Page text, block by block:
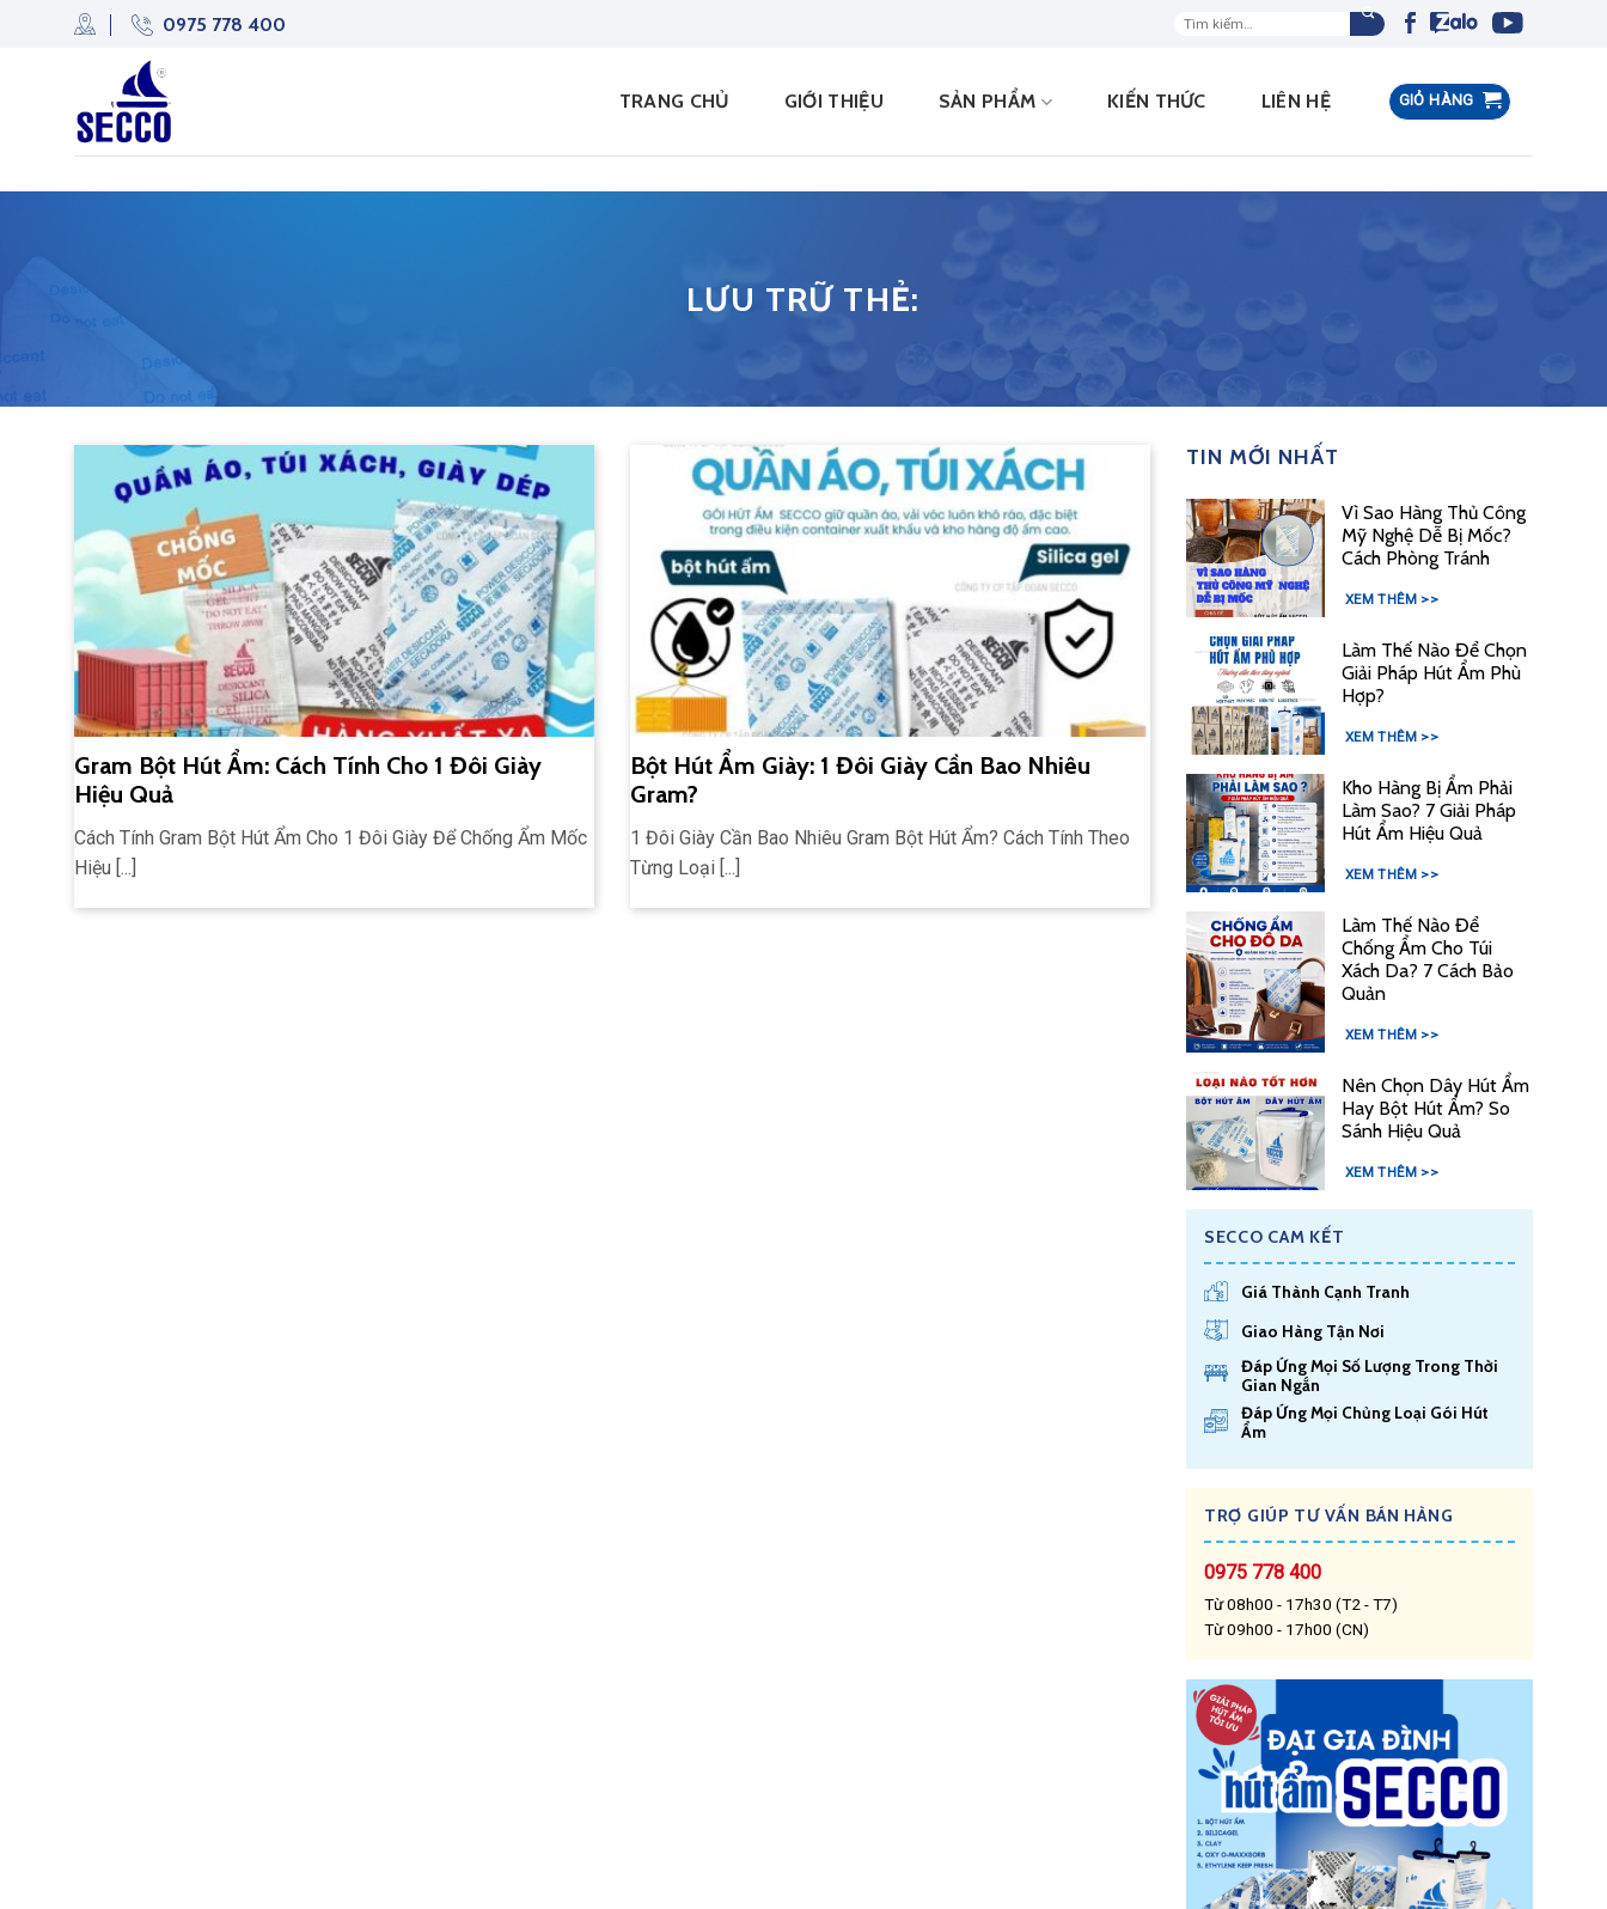
0975 778 400
Tìm
TRANG CHỦ GIỚI THIỆU SẢN PHẨM KIẾN THỨC LIÊN HỆ GIỎ HÀNG
LƯU TRỮ THẺ:
Gram Bột Hút Ẩm: Cách Tính Cho 1 Đôi Giày
Hiệu Quả
Cách Tính Gram Bột Hút Ẩm Cho 1 Đôi Giày Để Chống Ẩm Mốc
Hiệu [...]
Bột Hút Ẩm Giày: 1 Đôi Giày Cần Bao Nhiêu
Gram?
1 Đôi Giày Cần Bao Nhiêu Gram Bột Hút Ẩm? Cách Tính Theo
Từng Loại [...]
TIN MỚI NHẤT
Vì Sao Hàng Thủ Công
Mỹ Nghệ Dễ Bị Mốc?
Cách Phòng Tránh
XEM THÊM >>
Làm Thế Nào Để Chọn
Giải Pháp Hút Ẩm Phù
Hợp?
XEM THÊM >>
Kho Hàng Bị Ẩm Phải
Làm Sao? 7 Giải Pháp
Hút Ẩm Hiệu Quả
XEM THÊM >>
Làm Thế Nào Để
Chống Ẩm Cho Túi
Xách Da? 7 Cách Bảo
Quản
XEM THÊM >>
Nên Chọn Dây Hút Ẩm
Hay Bột Hút Ẩm? So
Sánh Hiệu Quả
XEM THÊM >>
SECCO CAM KẾT
Giá Thành Cạnh Tranh
Giao Hàng Tận Nơi
Đáp Ứng Mọi Số Lượng Trong Thời
Gian Ngắn
Đáp Ứng Mọi Chủng Loại Gói Hút
Ẩm
TRỢ GIÚP TƯ VẤN BÁN HÀNG
0975 778 400
Từ 08h00 - 17h30 (T2 - T7)
Từ 09h00 - 17h00 (CN)